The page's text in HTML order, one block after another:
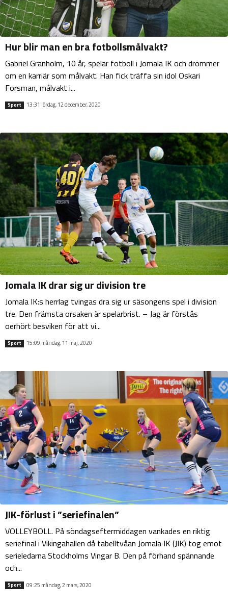
Hur blir man en bra fotbollsmålvakt?
Gabriel Granholm, 10 år, spelar fotboll i Jomala IK och drömmer
om en karriär som målvakt. Han fick träffa sin idol Oskari
Forsman, målvakt i...
Sport 13:31 lördag, 12 december, 2020
Jomala IK drar sig ur division tre
Jomala IK:s herrlag tvingas dra sig ur säsongens spel i division
tre. Den främsta orsaken är spelarbrist. – Jag är förstås
oerhört besviken för att vi...
Sport 15:09 måndag, 11 maj, 2020
JIK-förlust i ”seriefinalen”
VOLLEYBOLL. På söndagseftermiddagen vankades en riktig
seriefinal i Vikingahallen då tabelltvåan Jomala IK (JIK) tog emot
serieledarna Stockholms Vingar B. Den på förhand spännande
och...
Sport 09:25 måndag, 2 mars, 2020